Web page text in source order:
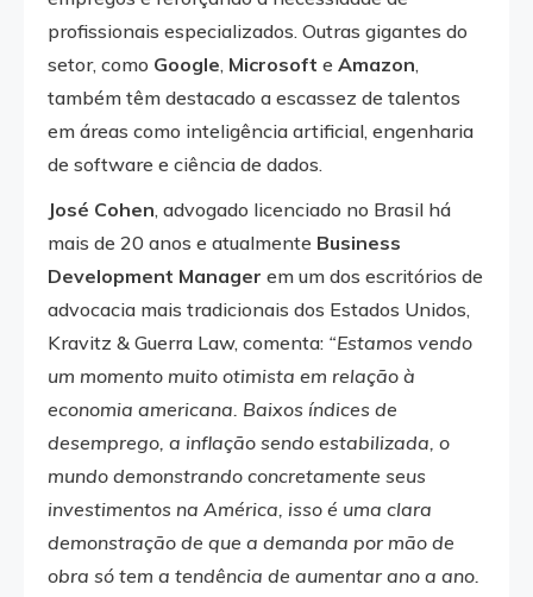
profissionais especializados. Outras gigantes do
setor, como Google, Microsoft e Amazon,
também têm destacado a escassez de talentos
em áreas como inteligência artificial, engenharia
de software e ciência de dados.
José Cohen, advogado licenciado no Brasil há
mais de 20 anos e atualmente Business
Development Manager em um dos escritórios de
advocacia mais tradicionais dos Estados Unidos,
Kravitz & Guerra Law, comenta: “Estamos vendo
um momento muito otimista em relação à
economia americana. Baixos índices de
desemprego, a inflação sendo estabilizada, o
mundo demonstrando concretamente seus
investimentos na América, isso é uma clara
demonstração de que a demanda por mão de
obra só tem a tendência de aumentar ano a ano.